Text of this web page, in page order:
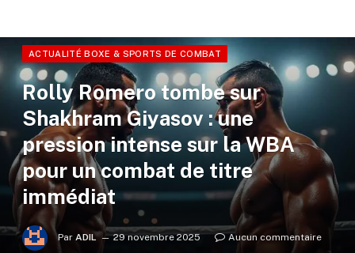
ACTUALITÉ BOXE & SPORTS DE COMBAT
Rolly Romero tombe sur
Shakhram Giyasov : une
pression intense sur la WBA
pour un combat de titre
immédiat
Par ADIL 29 novembre 2025
Aucun commentaire